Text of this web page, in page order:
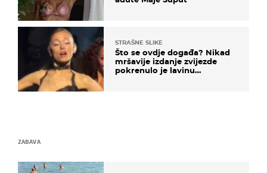
STRAŠNE SLIKE
Što se ovdje događa? Nikad
mršavije izdanje zvijezde
pokrenulo je lavinu
ZABAVA